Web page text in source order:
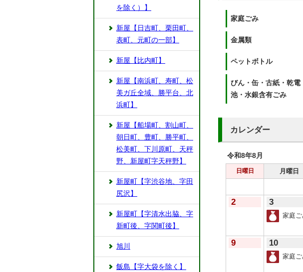
家庭ごみ
金属類
ペットボトル
びん・缶・古紙・乾電
池・水銀含有ごみ
カレンダー
令和8年8月
日曜日 月曜日
2
3
家庭
9 10
家庭
を除く）】
新屋【日吉町、栗田町、
表町、元町の一部】
新屋【比内町】
新屋【南浜町、寿町、松
美ガ丘全域、勝平台、北
浜町】
新屋【船場町、割山町、
朝日町、豊町、勝平町、
松美町、下川原町、天秤
野、新屋町字天秤野】
新屋町【字渋谷地、字田
尻沢】
新屋町【字清水出脇、字
新町後、字関町後】
旭川
飯島【字大袋を除く】